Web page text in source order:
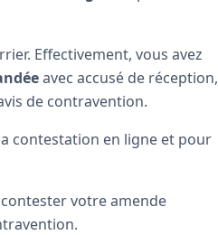
Effectivement, vous avez
avec accusé de réception,
de contravention.
contestation en ligne et pour
votre amende